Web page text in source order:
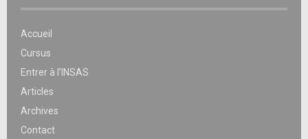
Accueil
Cursus
Entrer à l’INSAS
Articles
Archives
Contact